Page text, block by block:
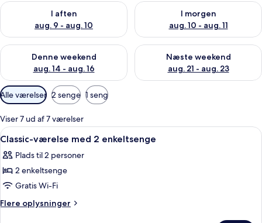
I aften
aug. 9 - aug. 10
Tjek tilgængelighed for i aften aug. 9 - aug. 10
I morgen
aug. 10 - aug. 11
Tjek tilgængelighed for i
Denne weekend
aug. 14 - aug. 16
Tjek tilgængelighed for denne weekend aug. 14 - aug. 16
Næste weekend
aug. 21 - aug. 23
Tjek tilgængelighed for næste
Tilgængelige
filtre
for
værelser
Alle værelser 2 senge 1 seng
Viser 7 ud af 7 værelser
Indlæs
alle
billeder
af
Classic-
værelse
Minibar, pengeskab på værelset,
5
Classic-værelse med 2 enkeltsenge
Plads til 2 personer
2 enkeltsenge
Gratis Wi-Fi
Flere oplysninger
Flere